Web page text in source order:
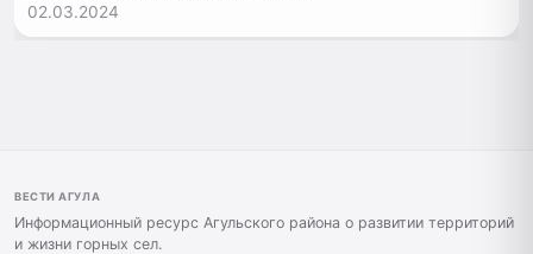
02.03.2024
ВЕСТИ АГУЛА
Информационный ресурс Агульского района о развитии территорий
и жизни горных сел.